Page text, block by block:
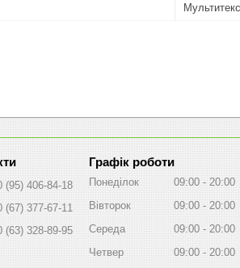
Мультитекс
(95) 406-84-18
(67) 377-67-11
(63) 328-89-95
Графік роботи
Понеділок 09:00
20:00
Вівторок
09:00
20:00
Середа
09:00
20:00
Четвер
09:00
20:00